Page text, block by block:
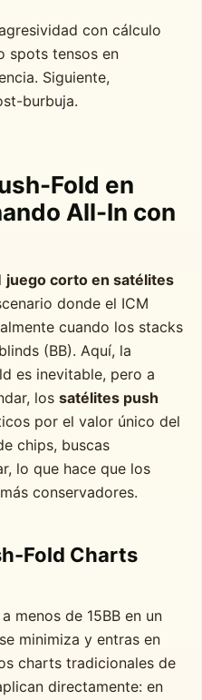
con cálculo
spots tensos en
Siguiente,
burbuja.
Fold en
All-In con
juego corto en satélites
donde el ICM
cuando los stacks
(BB). Aquí, la
es inevitable, pero a
los satélites push
por el valor único del
chips, buscas
lo que hace que los
conservadores.
Fold Charts
menos de 15BB en un
minimiza y entras en
charts tradicionales de
directamente: en